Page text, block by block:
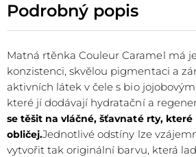
Podrobný popis
Matná rtěnka Couleur Caramel má
konzistenci, skvělou pigmentaci a
aktivních látek v čele s bio
které jí dodávají hydratační a
se těšit na vláčné, šťavnaté rty, které
obličej.Jednotlivé odstíny lze
vytvořit tak originální barvu, která